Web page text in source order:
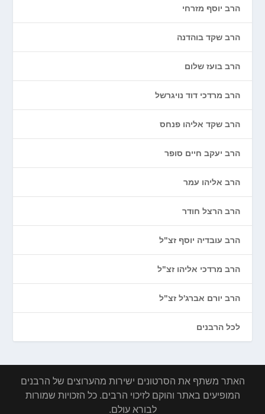
הרב יוסף מזרחי
הרב שקד בוהדנה
הרב בועז שלום
הרב מרדכי דוד נויגרשל
הרב שקד אליהו פנחס
הרב יעקב חיים סופר
הרב אליהו עמר
הרב הרצל חודר
הרב עובדיה יוסף זצ"ל
הרב מרדכי אליהו זצ"ל
הרב יורם אברג'ל זצ"ל
לכל הרבנים
האתר משתף את הסרטונים ישירות מהערוצים של הרבנים
המופיעים באתר והוקם לזיכוי הרבים. כל הזכויות שמורות
לבורא עולם.